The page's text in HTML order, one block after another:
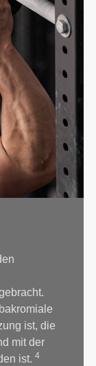
ist, die
mit der
ist.4